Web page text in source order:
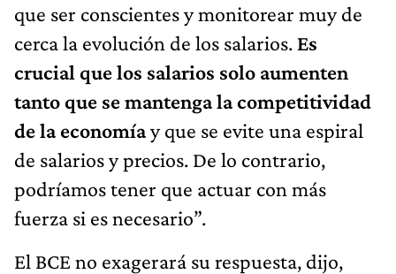
que ser conscientes y monitorear muy de
cerca la evolución de los salarios. Es
crucial que los salarios solo aumenten
tanto que se mantenga la competitividad
de la economíay que se evite una espiral
de salarios y precios. De lo contrario,
podríamos tener que actuar con más
fuerza si es necesario”.
El BCE no exagerará su respuesta, dijo,